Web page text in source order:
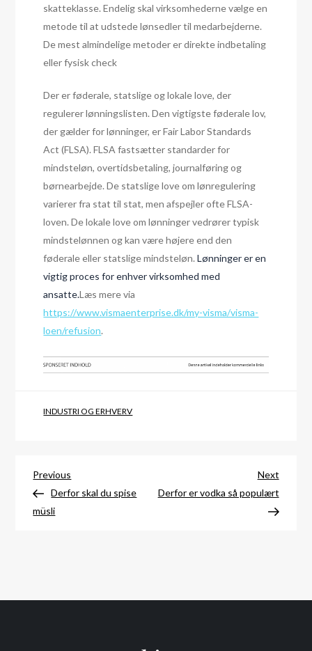
skatteklasse. Endelig skal virksomhederne vælge en
metode til at udstede lønsedler til medarbejderne.
De mest almindelige metoder er direkte indbetaling
eller fysisk check
Der er føderale, statslige og lokale love, der
regulerer lønningslisten. Den vigtigste føderale lov,
der gælder for lønninger, er Fair Labor Standards
Act (FLSA). FLSA fastsætter standarder for
mindsteløn, overtidsbetaling, journalføring og
børnearbejde. De statslige love om lønregulering
varierer fra stat til stat, men afspejler ofte FLSA-
loven. De lokale love om lønninger vedrører typisk
mindstelønnen og kan være højere end den
føderale eller statslige mindsteløn.Lønninger er en
vigtig proces for enhver virksomhed med
ansatte.Læs mere via
https://www.vismaenterprise.dk/my-visma/visma-
loen/refusion.
INDUSTRI OG ERHVERV
Indlægsnavigation
Previous
Post
Previous
Derfor skal du spise
müsli
Next
Post
Next
Derfor er vodka så populært